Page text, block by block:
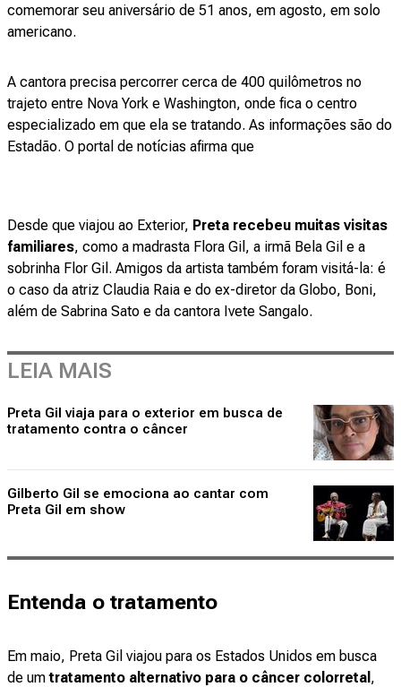
comemorar seu aniversário de 51 anos, em agosto, em solo
americano.
A cantora precisa percorrer cerca de 400 quilômetros no
trajeto entre Nova York e Washington, onde fica o centro
especializado em que ela se tratando. As informações são do
Estadão. O portal de notícias afirma que
Desde que viajou ao Exterior, Preta recebeu muitas visitas
familiares, como a madrasta Flora Gil, a irmã Bela Gil e a
sobrinha Flor Gil. Amigos da artista também foram visitá-la: é
o caso da atriz Claudia Raia e do ex-diretor da Globo, Boni,
além de Sabrina Sato e da cantora Ivete Sangalo.
LEIA MAIS
Preta Gil viaja para o exterior em busca de
tratamento contra o câncer
Gilberto Gil se emociona ao cantar com
Preta Gil em show
Entenda o tratamento
Em maio, Preta Gil viajou para os Estados Unidos em busca
de umtratamento alternativo para o câncer colorretal ,